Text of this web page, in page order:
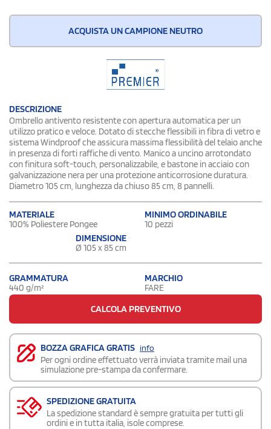
ACQUISTA UN CAMPIONE NEUTRO
DESCRIZIONE
Ombrello antivento resistente con apertura automatica per un
utilizzo pratico e veloce. Dotato di stecche flessibili in fibra di vetro e
sistema Windproof che assicura massima flessibilità del telaio anche
in presenza di forti raffiche di vento. Manico a uncino arrotondato
con finitura soft-touch, personalizzabile, e bastone in acciaio con
galvanizzazione nera per una protezione anticorrosione duratura.
Diametro 105 cm, lunghezza da chiuso 85 cm, 8 pannelli.
MATERIALE
100% Poliestere Pongee
MINIMO ORDINABILE
10 pezzi
DIMENSIONE
Ø 105 x 85 cm
GRAMMATURA
440 g/m²
MARCHIO
FARE
CALCOLA PREVENTIVO
BOZZA GRAFICA GRATIS info
Per ogni ordine effettuato verrà inviata tramite mail una
simulazione pre-stampa da confermare.
SPEDIZIONE GRATUITA
La spedizione standard è sempre gratuita per tutti gli
ordini e in tutta italia, isole comprese.